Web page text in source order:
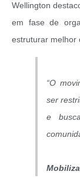
Wellington
em fase de
estruturar melhor
“O
ser
e